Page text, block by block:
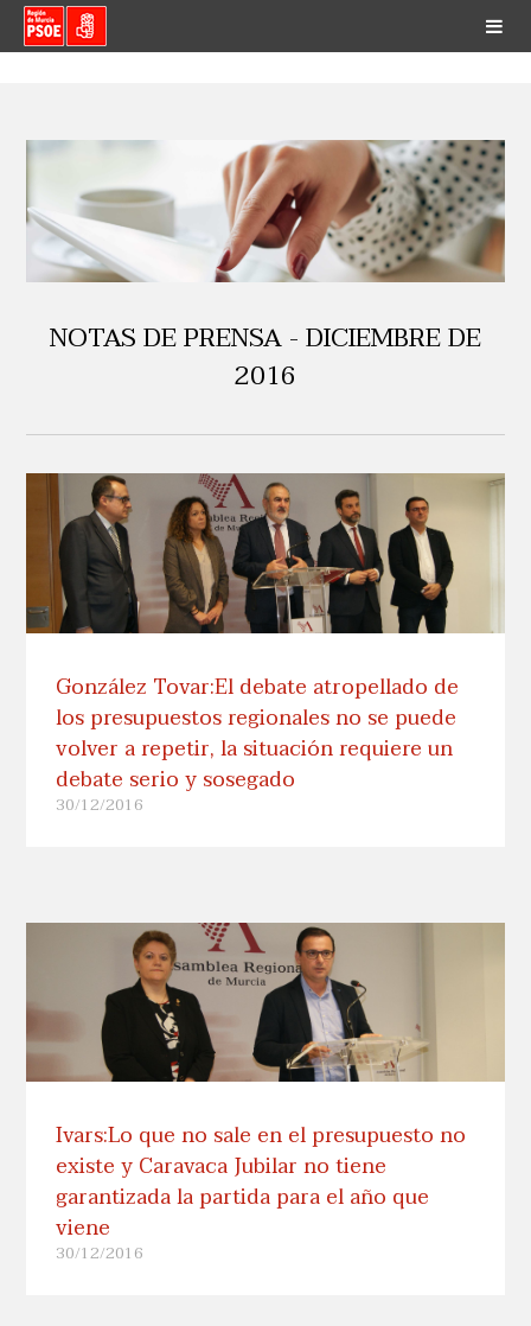
NOTAS DE PRENSA - DICIEMBRE DE
2016
González Tovar:El debate atropellado de
los presupuestos regionales no se puede
volver a repetir, la situación requiere un
debate serio y sosegado
30/12/2016
Ivars:Lo que no sale en el presupuesto no
existe y Caravaca Jubilar no tiene
garantizada la partida para el año que
viene
30/12/2016